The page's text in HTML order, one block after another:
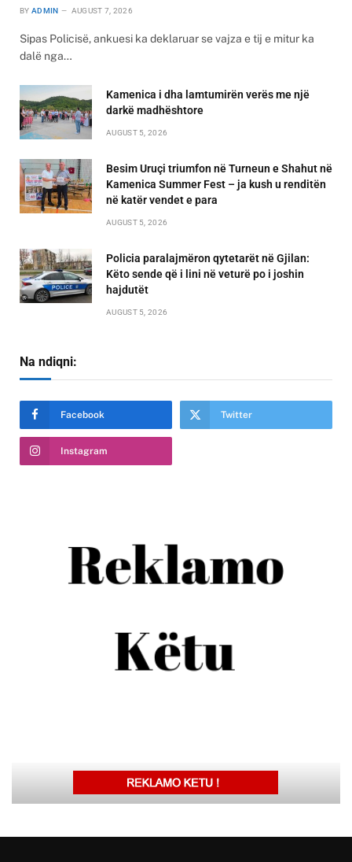
BY ADMIN AUGUST 7, 2026
Sipas Policisë, ankuesi ka deklaruar se vajza e tij e mitur ka
dalë nga…
Kamenica i dha lamtumirën verës me një
darkë madhështore
AUGUST 5, 2026
Besim Uruçi triumfon në Turneun e Shahut në
Kamenica Summer Fest – ja kush u renditën
në katër vendet e para
AUGUST 5, 2026
Policia paralajmëron qytetarët në Gjilan:
Këto sende që i lini në veturë po i joshin
hajdutët
AUGUST 5, 2026
Na ndiqni:
Facebook Twitter
Instagram